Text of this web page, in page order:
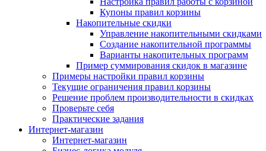
Купоны правил корзины
Накопительные скидки
Управление накопительными скидками
Создание накопительной программы
Варианты накопительных программ
Пример суммирования скидок в магазине
Примеры настройки правил корзины
Текущие ограничения правил корзины
Решение проблем производительности в скидках
Проверьте себя
Практические задания
Интернет-магазин
Интернет-магазин